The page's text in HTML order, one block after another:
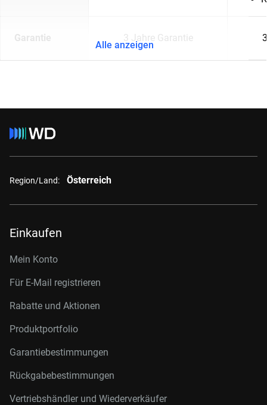
Garantie 3 Jahre Garantie
Alle anzeigen
Region/Land: Österreich
Einkaufen
Mein Konto
Für E-Mail registrieren
Rabatte und Aktionen
Produktportfolio
Garantiebestimmungen
Rückgabebestimmungen
Vertriebshändler und Wiederverkäufer